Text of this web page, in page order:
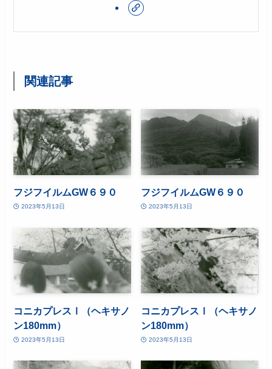
関連記事
フジフイルムGW６９０
2023年5月13日
フジフイルムGW６９０
2023年5月13日
コニカプレスⅠ（ヘキサノ
ン180mm）
2023年5月13日
コニカプレスⅠ（ヘキサノ
ン180mm）
2023年5月13日